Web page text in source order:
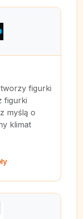
figurki
figurki
myślą o
klimat